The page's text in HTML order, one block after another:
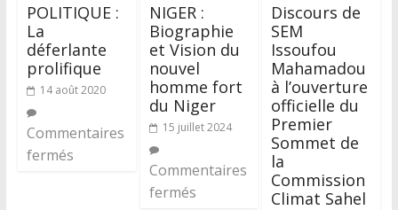
POLITIQUE :
La
déferlante
prolifique
14 août 2020
Commentaires
fermés
NIGER :
Biographie
et Vision du
nouvel
homme fort
du Niger
15 juillet 2024
Commentaires
fermés
Discours de
SEM
Issoufou
Mahamadou
à l’ouverture
officielle du
Premier
Sommet de
la
Commission
Climat Sahel